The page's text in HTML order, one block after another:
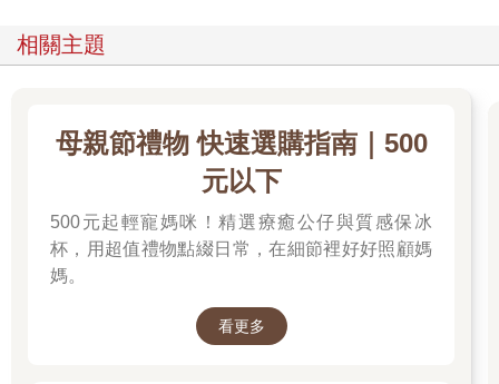
相關主題
母親節禮物 快速選購指南｜500
元以下
500元起輕寵媽咪！精選療癒公仔與質感保冰
杯，用超值禮物點綴日常，在細節裡好好照顧媽
媽。
看更多